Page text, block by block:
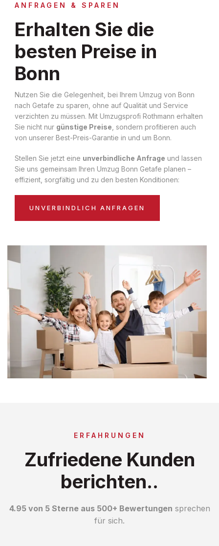
ANFRAGEN & SPAREN
Erhalten Sie die
besten Preise in
Bonn
Nutzen Sie die Gelegenheit, bei Ihrem Umzug von Bonn
nach Getafe zu sparen, ohne auf Qualität und Service
verzichten zu müssen. Mit Umzugsprofi Rothmann erhalten
Sie nicht nur günstige Preise , sondern profitieren auch
von unserer Best-Preis-Garantie in und um Bonn.
Stellen Sie jetzt eine unverbindliche Anfrage und lassen
Sie uns gemeinsam Ihren Umzug Bonn Getafe planen –
effizient, sorgfältig und zu den besten Konditionen:
UNVERBINDLICH ANFRAGEN
ERFAHRUNGEN
Zufriedene Kunden
berichten..
4.95 von 5 Sterne aus 500+ Bewertungen sprechen
für sich.